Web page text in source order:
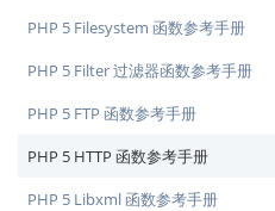
PHP 5 Filesystem 函数参考手册
PHP 5 Filter 过滤器函数参考手册
PHP 5 FTP 函数参考手册
PHP 5 HTTP 函数参考手册
PHP 5 Libxml 函数参考手册